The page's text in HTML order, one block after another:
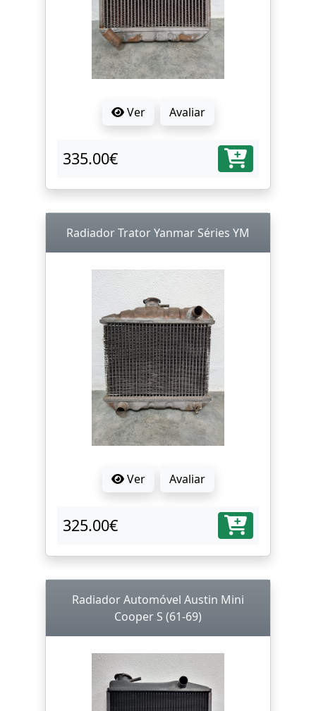
Ver Avaliar
335.00€
Radiador Trator Yanmar Séries YM
Ver Avaliar
325.00€
Radiador Automóvel Austin Mini
Cooper S (61-69)